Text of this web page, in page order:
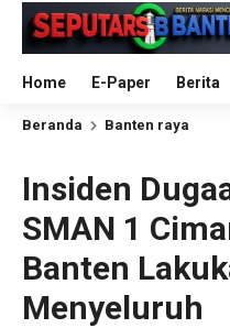
Home E-Paper Berita
Beranda Banten raya
Insiden
SMAN 1
Banten
Menyeluruh